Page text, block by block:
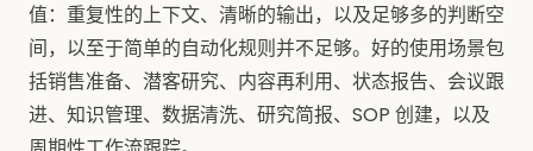
值：重复性的上下文、清晰的输出，以及足够多的判断空
间，以至于简单的自动化规则并不足够。好的使用场景包
括销售准备、潜客研究、内容再利用、状态报告、会议跟
进、知识管理、数据清洗、研究简报、SOP 创建，以及